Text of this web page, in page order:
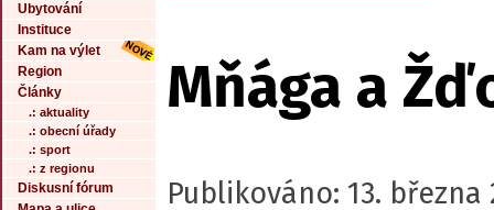
Ubytování
Instituce
Kam na výlet
Region
Články
.: aktuality
.: obecní úřady
.: sport
.: z regionu
Diskusní fórum
Mňága a
Publikováno: 13.